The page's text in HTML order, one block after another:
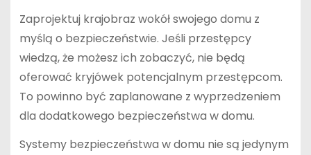
Zaprojektuj krajobraz wokół swojego domu z
myślą o bezpieczeństwie. Jeśli przestępcy
wiedzą, że możesz ich zobaczyć, nie będą
oferować kryjówek potencjalnym przestępcom.
To powinno być zaplanowane z wyprzedzeniem
dla dodatkowego bezpieczeństwa w domu.
Systemy bezpieczeństwa w domu nie są jedynym